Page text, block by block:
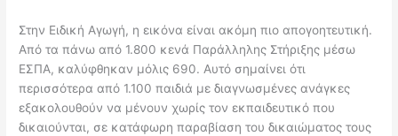
Στην Ειδική Αγωγή, η εικόνα είναι ακόμη πιο απογοητευτική.
Από τα πάνω από 1.800 κενά Παράλληλης Στήριξης μέσω
ΕΣΠΑ, καλύφθηκαν μόλις 690. Αυτό σημαίνει ότι
περισσότερα από 1.100 παιδιά με διαγνωσμένες ανάγκες
εξακολουθούν να μένουν χωρίς τον εκπαιδευτικό που
δικαιούνται, σε κατάφωρη παραβίαση του δικαιώματος τους